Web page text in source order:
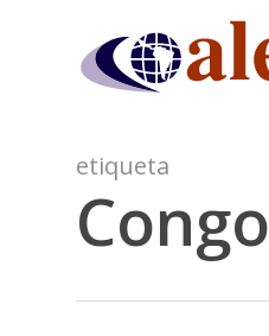
etiqueta
Congo